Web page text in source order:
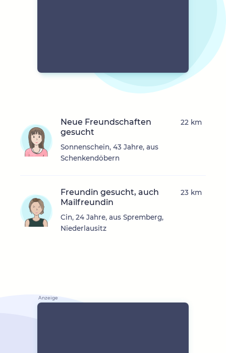
Neue Freundschaften
gesucht
Sonnenschein, 43 Jahre, aus
Schenkendöbern
22 km
Freundin gesucht, auch
Mailfreundin
Cin, 24 Jahre, aus Spremberg,
Niederlausitz
23 km